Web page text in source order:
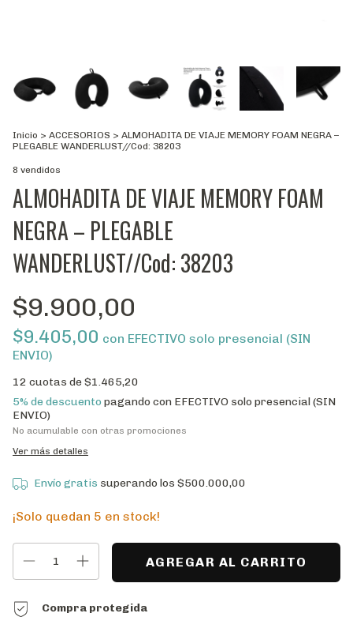
Inicio > ACCESORIOS > ALMOHADITA DE VIAJE MEMORY FOAM NEGRA –
PLEGABLE WANDERLUST//Cod: 38203
8 vendidos
ALMOHADITA DE VIAJE MEMORY FOAM
NEGRA – PLEGABLE
WANDERLUST//Cod: 38203
$9.900,00
$9.405,00 con EFECTIVO solo presencial (SIN
ENVIO)
12 cuotas de$1.465,20
5% de descuento pagando con EFECTIVO solo presencial (SIN
ENVIO)
No acumulable con otras promociones
Ver más detalles
Envío gratis superando los $500.000,00
¡Solo quedan 5 en stock!
Compra protegida